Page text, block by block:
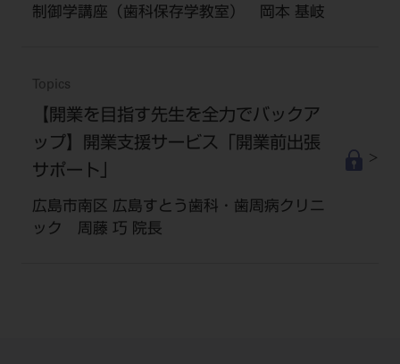
制御学講座（歯科保存学教室） 岡本 基岐
Topics
【開業を目指す先生を全力でバックア
ップ】開業支援サービス「開業前出張
サポート」
広島市南区 広島すとう歯科・歯周病クリニ
ック 周藤 巧 院長